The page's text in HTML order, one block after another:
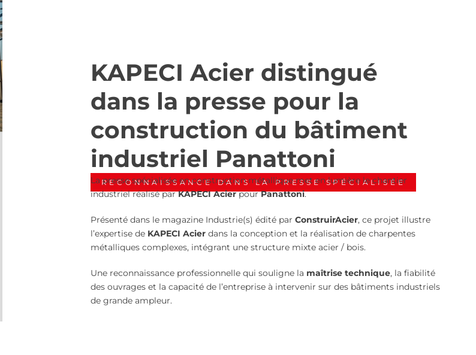
KAPECI Acier distingué
dans la presse pour la
construction du bâtiment
industriel Panattoni
RECONNAISSANCE DANS LA PRESSE SPÉCIALISÉE
La presse spécialisée en construction métallique met en lumière le chantier
industriel réalisé parKAPECI AcierpourPanattoni.
Présenté dans le magazine Industrie(s) édité par ConstruirAcier, ce projet illustre
l’expertise de KAPECI Acier dans la conception et la réalisation de charpentes
métalliques complexes, intégrant une structure mixte acier / bois.
Une reconnaissance professionnelle qui souligne la maîtrise technique, la fiabilité
des ouvrages et la capacité de l’entreprise à intervenir sur des bâtiments industriels
de grande ampleur.